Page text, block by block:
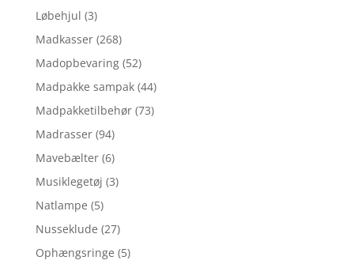
Løbehjul (3)
Madkasser (268)
Madopbevaring (52)
Madpakke sampak (44)
Madpakketilbehør (73)
Madrasser (94)
Mavebælter (6)
Musiklegetøj (3)
Natlampe (5)
Nusseklude (27)
Ophængsringe (5)